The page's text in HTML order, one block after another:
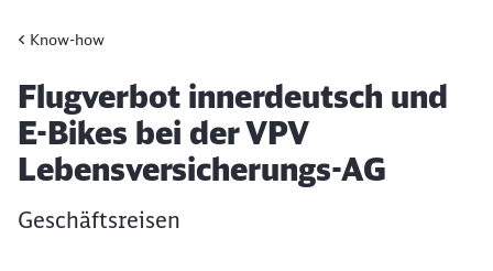
Know-how
Artikel:
Flugverbot innerdeutsch und
E-Bikes bei der VPV
Lebensversicherungs-AG
Geschäftsreisen